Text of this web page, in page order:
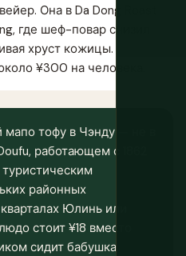
Она в Da Dong Roast
где шеф-повар снизил
хруст кожицы.
¥300 на человека.
тофу в Чэнду — не в
работающем с 1862
районных
Юлинь или
стоит ¥18 вместо
сидит бабушка,